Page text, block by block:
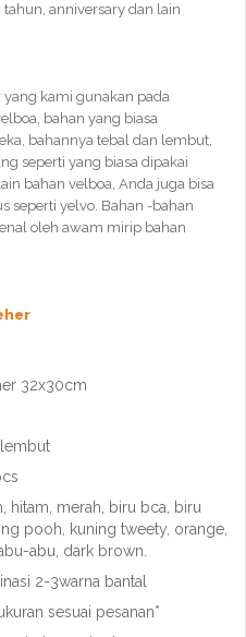
anniversary dan lain
kami gunakan pada
bahan yang biasa
bahannya tebal dan lembut,
seperti yang biasa dipakai
bahan velboa, Anda juga bisa
seperti yelvo. Bahan -bahan
oleh awam mirip bahan
32x30cm
hitam, merah, biru bca, biru
pooh, kuning tweety, orange,
abu, dark brown.
2-3warna bantal
sesuai pesanan*